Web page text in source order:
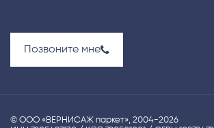
Позвоните мне
© ООО «ВЕРНИСАЖ паркет», 2004-2026